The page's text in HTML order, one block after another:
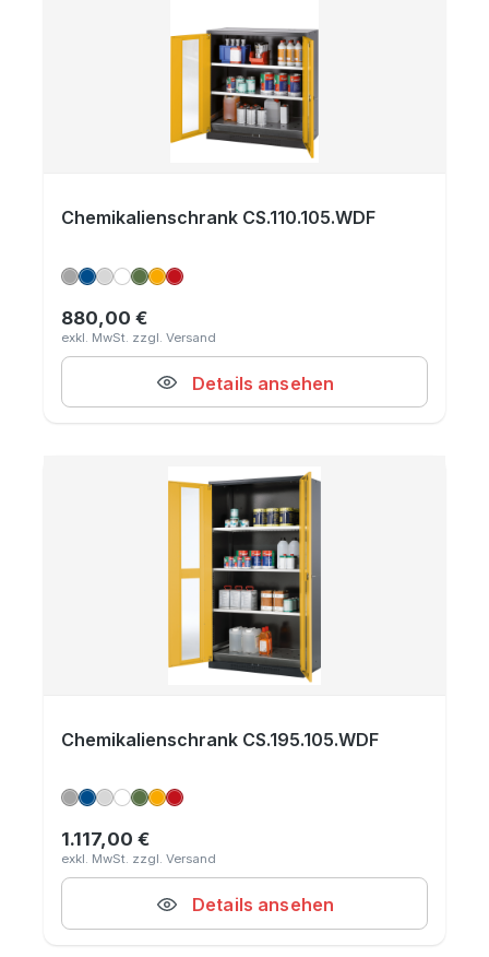
Chemikalienschrank CS.110.105.WDF
Regulärer Preis:
880,00 €
Details ansehen
Chemikalienschrank CS.195.105.WDF
Regulärer Preis:
1.117,00 €
Details ansehen